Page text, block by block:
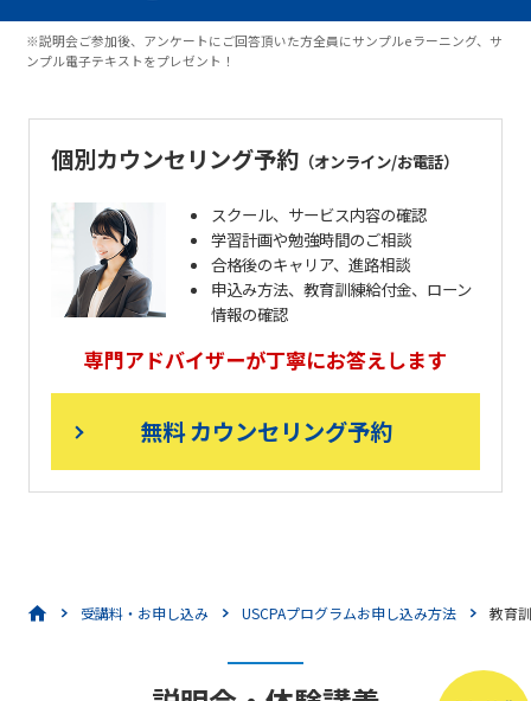
※説明会ご参加後、アンケートにご回答頂いた方全員にサンプルeラーニング、サ
ンプル電子テキストをプレゼント！
個別カウンセリング予約（オンライン/お電話）
スクール、サービス内容の確認
学習計画や勉強時間のご相談
合格後のキャリア、進路相談
申込み方法、教育訓練給付金、ローン
情報の確認
専門アドバイザーが丁寧にお答えします
無料 カウンセリング予約
受講料・お申し込み USCPAプログラムお申し込み方法 教育